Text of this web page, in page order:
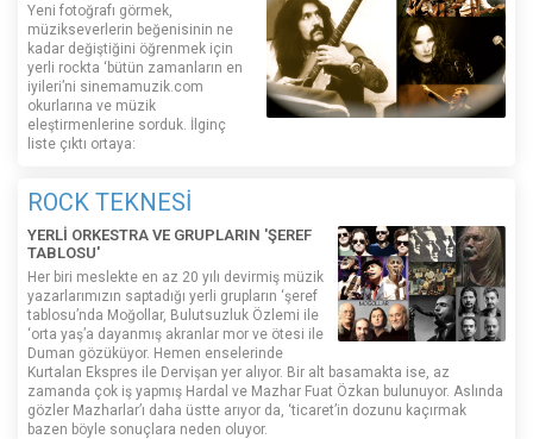
Yeni fotoğrafı görmek,
müzikseverlerin beğenisinin ne
kadar değiştiğini öğrenmek için
yerli rockta ‘bütün zamanların en
iyileri’ni sinemamuzik.com
okurlarına ve müzik
eleştirmenlerine sorduk. İlginç
liste çıktı ortaya:
ROCK TEKNESİ
YERLİ ORKESTRA VE GRUPLARIN 'ŞEREF
TABLOSU'
Her biri meslekte en az 20 yılı devirmiş müzik
yazarlarımızın saptadığı yerli grupların ‘şeref
tablosu’nda Moğollar, Bulutsuzluk Özlemi ile
‘orta yaş’a dayanmış akranlar mor ve ötesi ile
Duman gözüküyor. Hemen enselerinde
Kurtalan Ekspres ile Dervişan yer alıyor. Bir alt basamakta ise, az
zamanda çok iş yapmış Hardal ve Mazhar Fuat Özkan bulunuyor. Aslında
gözler Mazharlar’ı daha üstte arıyor da, ‘ticaret’in dozunu kaçırmak
bazen böyle sonuçlara neden oluyor.